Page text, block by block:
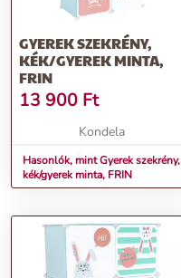
GYEREK SZEKRÉNY,
KÉK/GYEREK MINTA,
FRIN
13 900 Ft
Kondela
Hasonlók, mint Gyerek szekrény,
kék/gyerek minta, FRIN